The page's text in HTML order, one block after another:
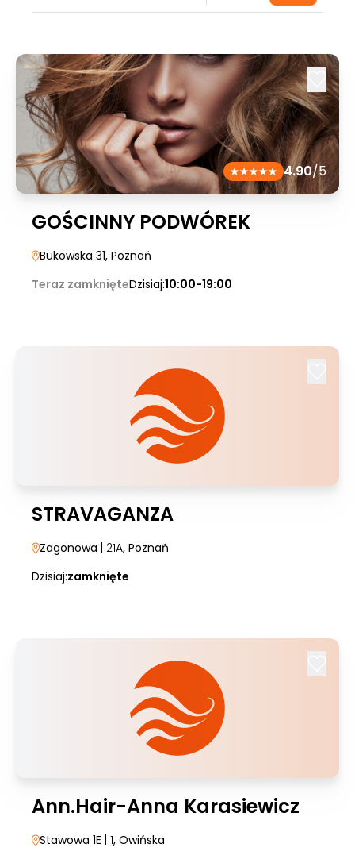
4.90/5
GOŚCINNY PODWÓREK
Bukowska 31, Poznań
Teraz zamknięteDzisiaj:10:00-19:00
STRAVAGANZA
Zagonowa | 21A, Poznań
Dzisiaj:zamknięte
Ann.Hair-Anna Karasiewicz
Stawowa 1E | 1, Owińska